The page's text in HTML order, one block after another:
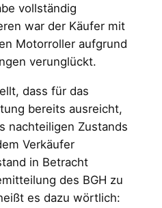
vollständig
war der Käufer mit
Motorroller aufgrund
verunglückt.
dass für das
bereits ausreicht,
nachteiligen Zustands
Verkäufer
in Betracht
des BGH zu
es dazu wörtlich: